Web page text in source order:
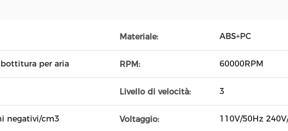
Materiale: ABS+PC
per aria RPM: 60000RPM
Livello di velocità: 3
negativi/cm3 Voltaggio: 110V/50Hz